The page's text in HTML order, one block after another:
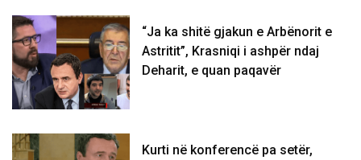
“Ja ka shitë gjakun e Arbënorit e
Astritit”, Krasniqi i ashpër ndaj
Deharit, e quan paqavër
Kurti në konferencë pa setër,